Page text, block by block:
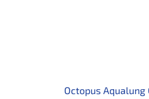
Octopus